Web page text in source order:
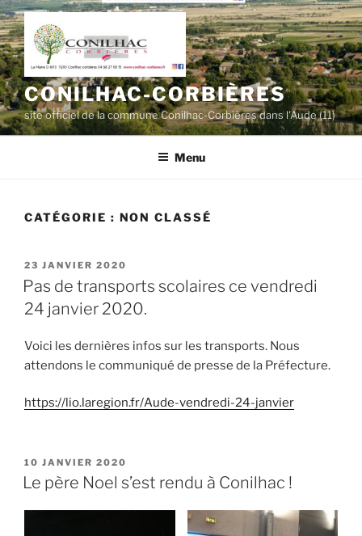
Aller
au
contenu
principal
CONILHAC-CORBIÈRES
site officiel de la commune Conilhac-Corbières dans l'Aude (11)
Menu
CATÉGORIE : NON CLASSÉ
PUBLIÉ
LE
23 JANVIER 2020
Pas de transports scolaires ce vendredi
24 janvier 2020.
Voici les dernières infos sur les transports. Nous
attendons le communiqué de presse de la Préfecture.
https://lio.laregion.fr/Aude-vendredi-24-janvier
PUBLIÉ
LE
10 JANVIER 2020
Le père Noel s’est rendu à Conilhac !